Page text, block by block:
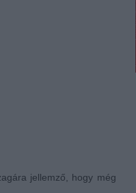
jellemző, hogy még